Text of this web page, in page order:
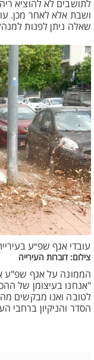
לתושבים לא להוציא
ושבת אלא לאחר מכן.
שאלה ניתן לפנות
עובדי אגף שפ״ע
צילום: דוברות העירייה
הממונה על אגף שפ"ע
"אנחנו בעיצומן של
לטובה ואנו מבקשים
הסדר והניקיון ברחבי